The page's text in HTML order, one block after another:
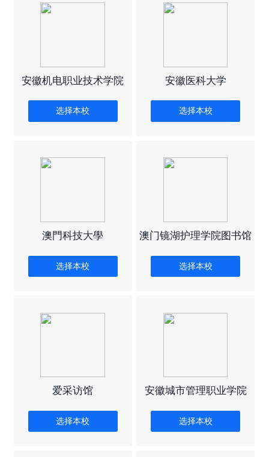
安徽机电职业技术学院
选择本校
安徽医科大学
选择本校
澳門科技大學
选择本校
澳门镜湖护理学院图书馆
选择本校
爱采访馆
选择本校
安徽城市管理职业学院
选择本校